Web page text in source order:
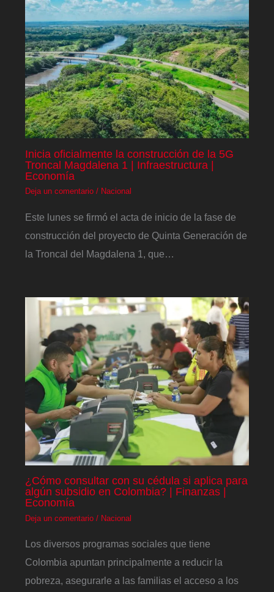
Inicia oficialmente la construcción de la 5G
Troncal Magdalena 1 | Infraestructura |
Economía
Deja un comentario / Nacional
Este lunes se firmó el acta de inicio de la fase de
construcción del proyecto de Quinta Generación de
la Troncal del Magdalena 1, que…
¿Cómo consultar con su cédula si aplica para
algún subsidio en Colombia? | Finanzas |
Economía
Deja un comentario / Nacional
Los diversos programas sociales que tiene
Colombia apuntan principalmente a reducir la
pobreza, asegurarle a las familias el acceso a los